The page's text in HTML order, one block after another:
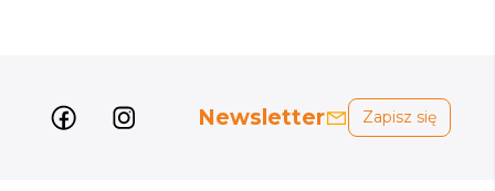
Newsletter Zapisz się